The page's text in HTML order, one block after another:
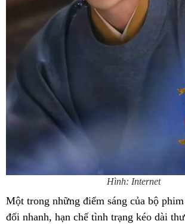
Hình: Internet
Một trong những điểm sáng của bộ
đối nhanh, hạn chế tình trạng kéo dài